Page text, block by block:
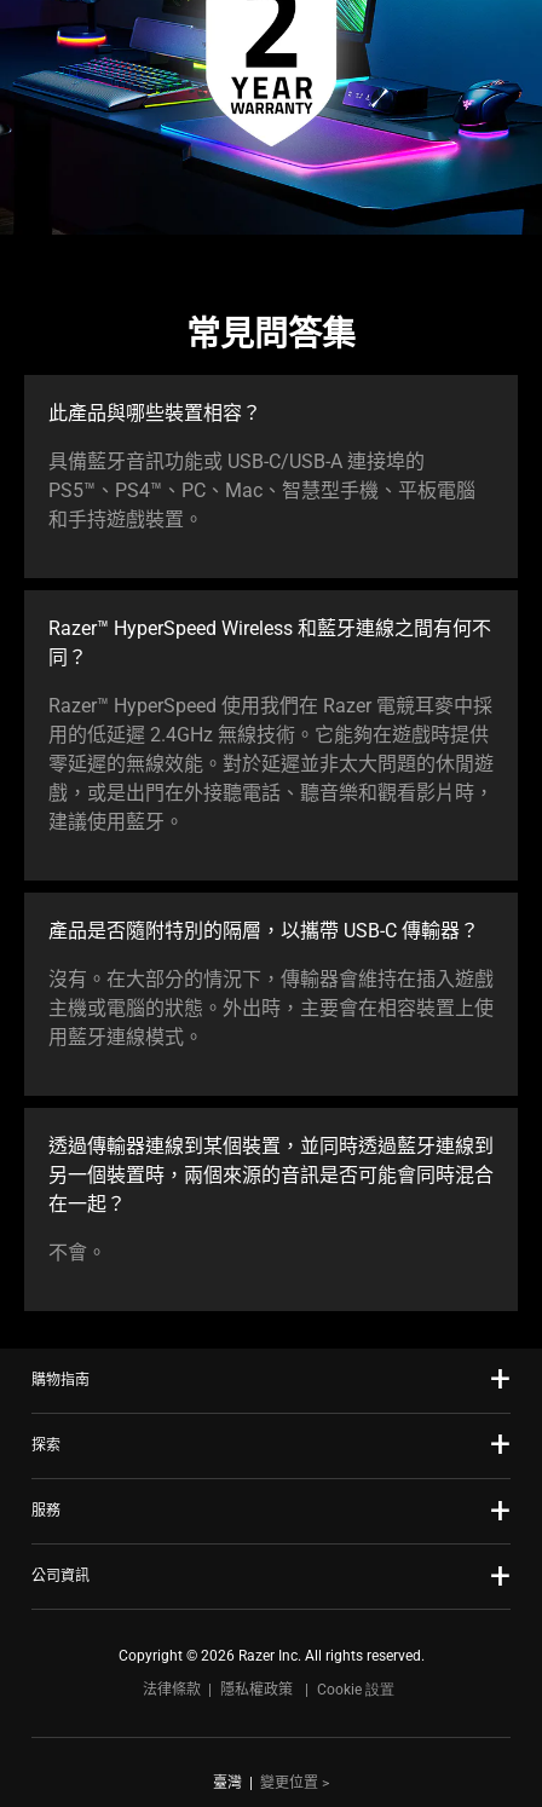
常見問答集
此產品與哪些裝置相容？
具備藍牙音訊功能或 USB-C/USB-A 連接埠的
PS5™、PS4™、PC、Mac、智慧型手機、平板電腦
和手持遊戲裝置。
Razer™ HyperSpeed Wireless 和藍牙連線之間有何不
同？
Razer™ HyperSpeed 使用我們在 Razer 電競耳麥中採
用的低延遲 2.4GHz 無線技術。它能夠在遊戲時提供
零延遲的無線效能。對於延遲並非太大問題的休閒遊
戲，或是出門在外接聽電話、聽音樂和觀看影片時，
建議使用藍牙。
產品是否隨附特別的隔層，以攜帶 USB-C 傳輸器？
沒有。在大部分的情況下，傳輸器會維持在插入遊戲
主機或電腦的狀態。外出時，主要會在相容裝置上使
用藍牙連線模式。
透過傳輸器連線到某個裝置，並同時透過藍牙連線到
另一個裝置時，兩個來源的音訊是否可能會同時混合
在一起？
不會。
購物指南
探索
服務
公司資訊
Copyright © 2026 Razer Inc. All rights reserved.
法律條款
隱私權政策 Cookie 設置
臺灣 變更位置 >